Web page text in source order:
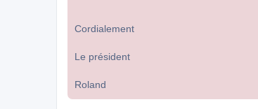
Cordialement
Le président
Roland